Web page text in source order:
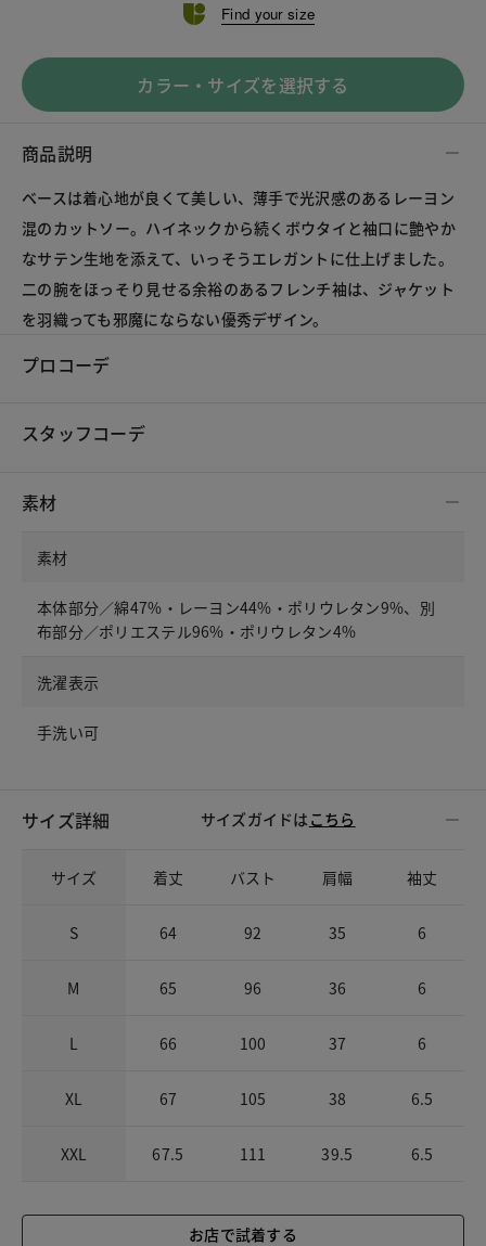
Find your size
カラー・サイズを選択する
商品説明
ベースは着心地が良くて美しい、薄手で光沢感のあるレーヨン
混のカットソー。ハイネックから続くボウタイと袖口に艶やか
なサテン生地を添えて、いっそうエレガントに仕上げました。
二の腕をほっそり見せる余裕のあるフレンチ袖は、ジャケット
を羽織っても邪魔にならない優秀デザイン。
プロコーデ
スタッフコーデ
素材
素材
本体部分／綿47%・レーヨン44%・ポリウレタン9%、別
布部分／ポリエステル96%・ポリウレタン4%
洗濯表示
手洗い可
サイズ詳細 サイズガイドは こちら
サイズ 着丈 バスト 肩幅 袖丈
S 64 92 35 6
M 65 96 36 6
L 66 100 37 6
XL 67 105 38 6.5
XXL 67.5 111 39.5 6.5
お店で試着する